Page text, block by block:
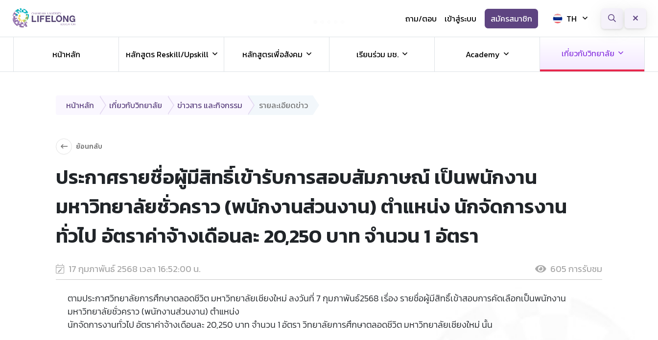
ถาม/ตอบ เข้าสู่ระบบ สมัครสมาชิก TH
ข่าวประชาสัมพันธ์
ข่าวสารองค์กร ข่าวสารกิจกรรม
หน้าหลัก
หลักสูตร Reskill/Upskill หลักสูตรเพื่อสังคม เรียนร่วม มช. Academy เกี่ยวกับวิทยาลัย
หน้าหลัก เกี่ยวกับวิทยาลัย ข่าวสาร และกิจกรรม รายละเอียดข่าว
ย้อนกลับ
ประกาศรายชื่อผู้มีสิทธิ์เข้ารับการสอบสัมภาษณ์ เป็นพนักงาน
มหาวิทยาลัยชั่วคราว (พนักงานส่วนงาน) ตำแหน่ง นักจัดการงาน
ทั่วไป อัตราค่าจ้างเดือนละ 20,250 บาท จำนวน 1 อัตรา
17 กุมภาพันธ์ 2568 เวลา 16:52:00 น. 605 การรับชม
ตามประกาศวิทยาลัยการศึกษาตลอดชีวิต มหาวิทยาลัยเชียงใหม่ ลงวันที่ 7 กุมภาพันธ์2568 เรื่อง รายชื่อผู้มีสิทธิ์เข้าสอบการคัดเลือกเป็นพนักงาน
มหาวิทยาลัยชั่วคราว (พนักงานส่วนงาน) ตำแหน่ง
นักจัดการงานทั่วไป อัตราค่าจ้างเดือนละ 20,250 บาท จำนวน 1 อัตรา วิทยาลัยการศึกษาตลอดชีวิต มหาวิทยาลัยเชียงใหม่ นั้น